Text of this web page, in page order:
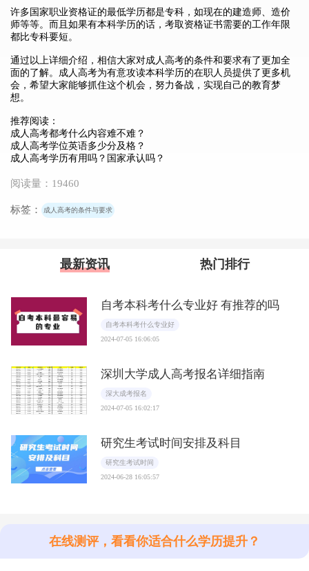
许多国家职业资格证的最低学历都是专科，如现在的建造师、造价
师等等。而且如果有本科学历的话，考取资格证书需要的工作年限
都比专科要短。
通过以上详细介绍，相信大家对成人高考的条件和要求有了更加全
面的了解。成人高考为有意攻读本科学历的在职人员提供了更多机
会，希望大家能够抓住这个机会，努力备战，实现自己的教育梦
想。
推荐阅读：
成人高考都考什么内容难不难？
成人高考学位英语多少分及格？
成人高考学历有用吗？国家承认吗？
阅读量：19460
标签： 成人高考的条件与要求
最新资讯 热门排行
自考本科考什么专业好 有推荐的吗
自考本科考什么专业好
2024-07-05 16:06:05
深圳大学成人高考报名详细指南
深大成考报名
2024-07-05 16:02:17
研究生考试时间安排及科目
研究生考试时间
2024-06-28 16:05:57
在线测评，看看你适合什么学历提升？